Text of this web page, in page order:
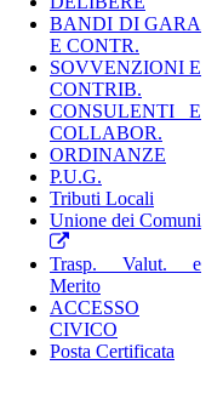
BANDI DI GARA
E CONTR.
SOVVENZIONI E
CONTRIB.
CONSULENTI E
COLLABOR.
ORDINANZE
P.U.G.
Tributi Locali
Unione dei Comuni
Trasp. Valut. e
Merito
ACCESSO
CIVICO
Posta Certificata